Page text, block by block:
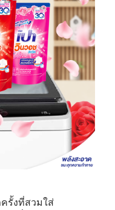
รั้งที่สวมใส่